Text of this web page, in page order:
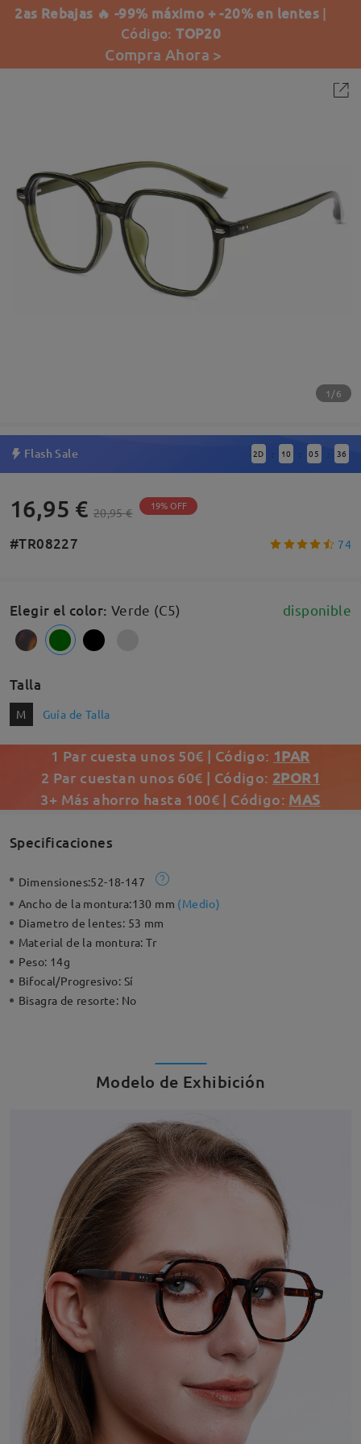
2as Rebajas 🔥 -99% máximo + -20% en lentes |
Código:TOP20
Compra Ahora >
1/6
Flash Sale 2D : 10 : 05 : 36
16,95 € 20,95 € 19% OFF
#TR08227 74
Elegir el color: Verde (C5) disponible
Talla
M Guía de Talla
1 Par cuesta unos 50€ | Código: 1PAR
2 Par cuestan unos 60€ | Código: 2POR1
3+ Más ahorro hasta 100€ | Código: MAS
Specificaciones
Dimensiones:52-18-147
Ancho de la montura:130 mm (Medio)
Diametro de lentes: 53 mm
Material de la montura:Tr
Peso: 14g
Bifocal/Progresivo: Sí
Bisagra de resorte: No
Modelo de Exhibición